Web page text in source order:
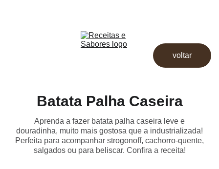
voltar
Batata Palha Caseira
Aprenda a fazer batata palha caseira leve e
douradinha, muito mais gostosa que a industrializada!
Perfeita para acompanhar strogonoff, cachorro-quente,
salgados ou para beliscar. Confira a receita!